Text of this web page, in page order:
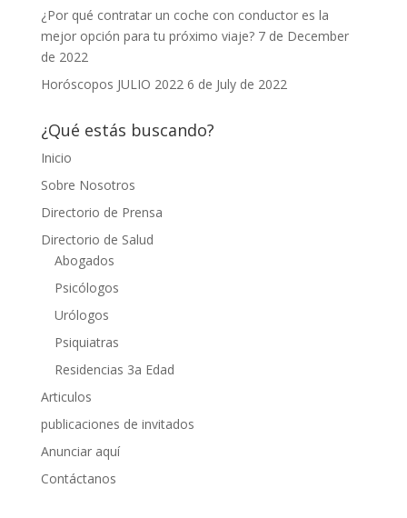
¿Por qué contratar un coche con conductor es la
mejor opción para tu próximo viaje? 7 de December
de 2022
Horóscopos JULIO 2022 6 de July de 2022
¿Qué estás buscando?
Inicio
Sobre Nosotros
Directorio de Prensa
Directorio de Salud
Abogados
Psicólogos
Urólogos
Psiquiatras
Residencias 3a Edad
Articulos
publicaciones de invitados
Anunciar aquí
Contáctanos